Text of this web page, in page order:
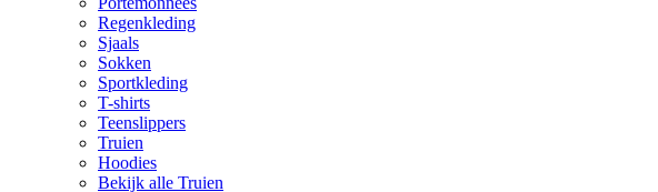
Regenkleding
Sjaals
Sokken
Sportkleding
T-shirts
Teenslippers
Truien
Hoodies
Bekijk alle Truien